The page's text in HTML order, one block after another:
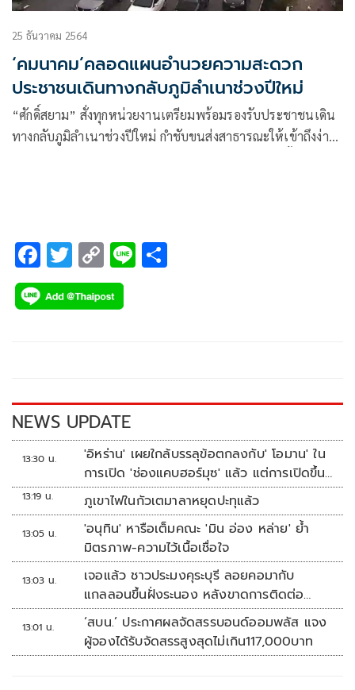
25 ธันวาคม 2564
‘คมนาคม’คลอดแผนอำนวยความสะดวก
ประชาชนเดินทางกลับภูมิลำเนาช่วงปีใหม่
“ศักดิ์สยาม” สั่งทุกหน่วยงานเตรียมพร้อมรองรับประชาชนเดิน
ทางกลับภูมิลำเนาช่วงปีใหม่ กำชับขนส่งสาธารณะให้เข้าถึงง่าย
F
ac
e
k
T
wi
tt
C
o
p
k
Li
NEWS UPDATE
13:30 น.
'อิหร่าน' เผยใกล้บรรลุข้อตกลงกับ' โอมาน' ใน
การเปิด 'ช่องแคบฮอร์มุซ' แล้ว แต่การเปิดขึ้น
อยู่กับสหรัฐฯ
13:19 น. ภูเขาไฟในกัวเตมาลาหยุดปะทุแล้ว
13:05 น.
'อนุทิน' หารือเต็มคณะ 'มิน อ่อง หล่าย' ย้ำ
มิตรภาพ-ความไว้เนื้อเชื่อใจ
13:03 น.
เจอแล้ว ชาวประมงคุระบุรี ลอยคอมากับ
แกลลอนขึ้นฝั่งระนอง หลังขาดการติดต่อ
หลายวัน
13:01 น.
‘สบน.’ ประกาศผลจัดสรรบอนด์ออมพลัส แจง
ผู้จองได้รับจัดสรรสูงสุดไม่เกิน117,000บาท